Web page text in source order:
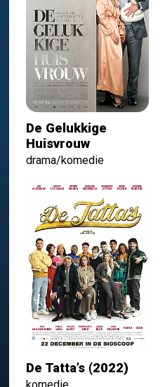
De Gelukkige
Huisvrouw
drama/komedie
De Tatta’s (2022)